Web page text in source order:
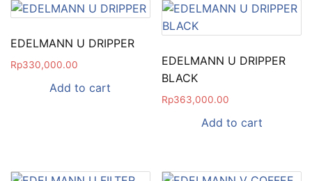
EDELMANN U DRIPPER
Rp330,000.00
Add to cart
EDELMANN U DRIPPER
BLACK
Rp363,000.00
Add to cart